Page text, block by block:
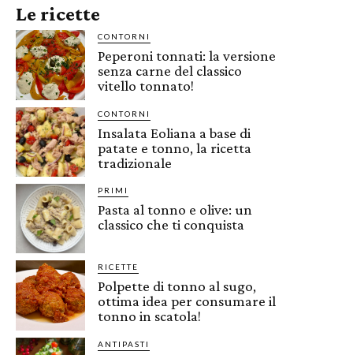
Le ricette
CONTORNI
Peperoni tonnati: la versione
senza carne del classico
vitello tonnato!
CONTORNI
Insalata Eoliana a base di
patate e tonno, la ricetta
tradizionale
PRIMI
Pasta al tonno e olive: un
classico che ti conquista
RICETTE
Polpette di tonno al sugo,
ottima idea per consumare il
tonno in scatola!
ANTIPASTI